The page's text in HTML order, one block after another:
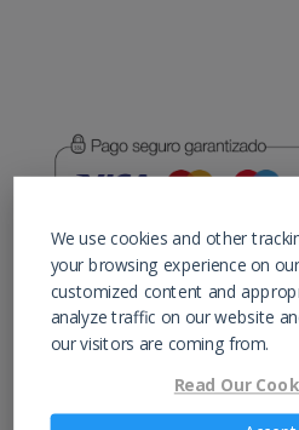
En calidad de Afiliados de
ingresos por las compras
cumplen los requisitos
We use cookies and other
your browsing experience on
customized content and
analyze traffic on our website
our visitors are coming from.
Read Our